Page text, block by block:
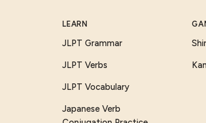
LEARN
JLPT Grammar
JLPT Verbs
JLPT Vocabulary
Japanese Verb